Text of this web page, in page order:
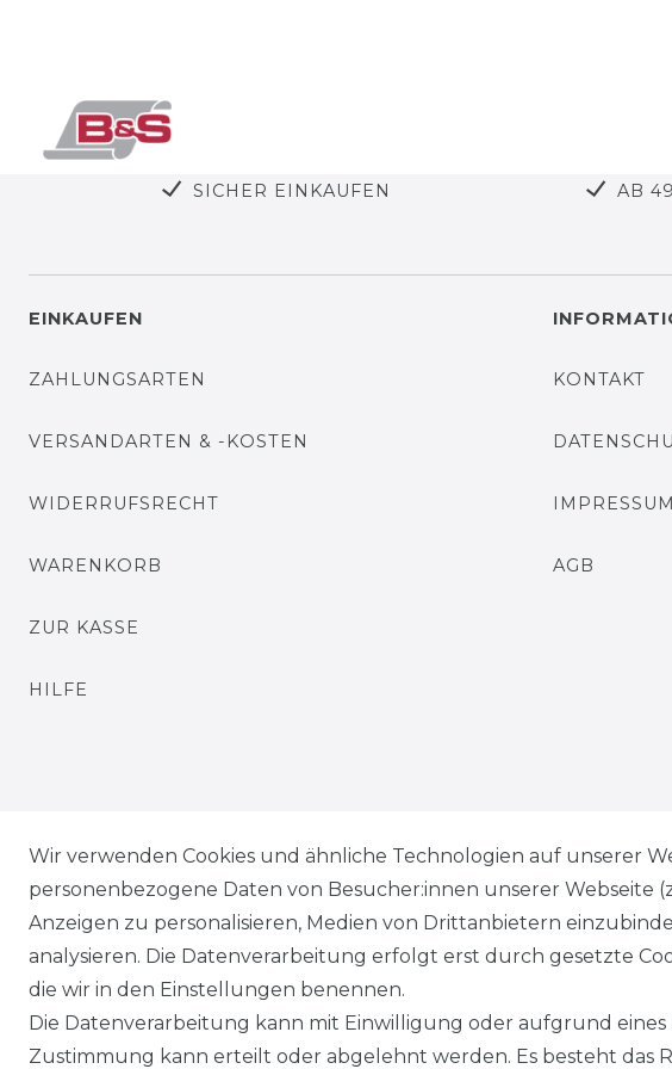
SICHER EINKAUFEN AB
EINKAUFEN
ZAHLUNGSARTEN
VERSANDARTEN & -KOSTEN
WIDERRUFSRECHT
WARENKORB
ZUR KASSE
HILFE
KONTAKT
IMPRESSUM
AGB
Wir verwenden Cookies und ähnliche Technologien auf unserer
personenbezogene Daten von Besucher:innen unserer Webseite
Anzeigen zu personalisieren, Medien von Drittanbietern
analysieren. Die Datenverarbeitung erfolgt erst durch gesetzte
die wir in den Einstellungen benennen.
Die Datenverarbeitung kann mit Einwilligung oder aufgrund
Zustimmung kann erteilt oder abgelehnt werden. Es besteht das